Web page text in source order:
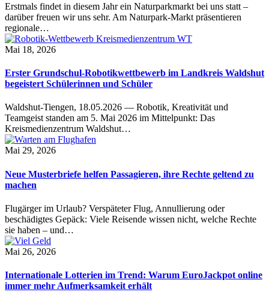
Erstmals findet in diesem Jahr ein Naturparkmarkt bei uns statt –
darüber freuen wir uns sehr. Am Naturpark-Markt präsentieren
regionale…
Mai 18, 2026
Erster Grundschul-Robotikwettbewerb im Landkreis Waldshut
begeistert Schülerinnen und Schüler
Waldshut-Tiengen, 18.05.2026 — Robotik, Kreativität und
Teamgeist standen am 5. Mai 2026 im Mittelpunkt: Das
Kreismedienzentrum Waldshut…
Mai 29, 2026
Neue Musterbriefe helfen Passagieren, ihre Rechte geltend zu
machen
Flugärger im Urlaub? Verspäteter Flug, Annullierung oder
beschädigtes Gepäck: Viele Reisende wissen nicht, welche Rechte
sie haben – und…
Mai 26, 2026
Internationale Lotterien im Trend: Warum EuroJackpot online
immer mehr Aufmerksamkeit erhält